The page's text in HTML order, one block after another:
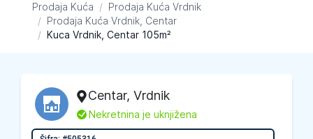
Prodaja Kuća / Prodaja Kuća Vrdnik
/ Prodaja Kuća Vrdnik, Centar
/ Kuca Vrdnik, Centar 105m²
Centar, Vrdnik
L Nekretnina je uknjižena